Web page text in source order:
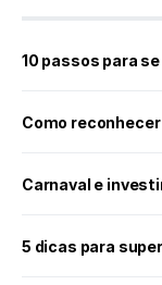
10 passos para
Como
Carnaval e
5 dicas para